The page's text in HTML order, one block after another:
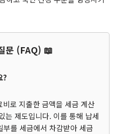
문 (FAQ) 📖
?
로 지출한 금액을 세금 계산
는 제도입니다. 이를 통해 납세
를 세금에서 차감받아 세금